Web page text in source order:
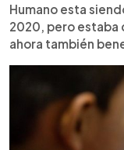
Humano esta
2020, pero estaba
ahora también